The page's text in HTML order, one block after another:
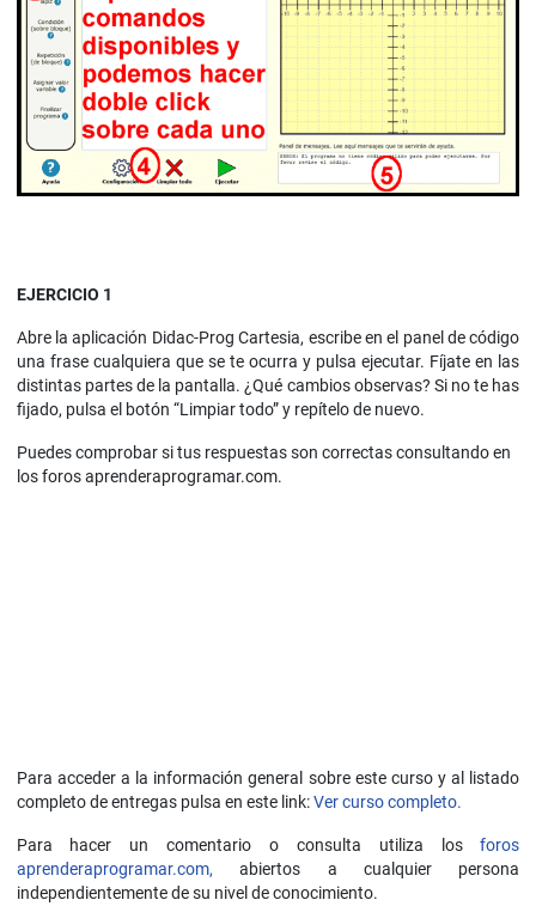
EJERCICIO 1
Abre la aplicación Didac-Prog Cartesia, escribe en el panel de código
una frase cualquiera que se te ocurra y pulsa ejecutar. Fíjate en las
distintas partes de la pantalla. ¿Qué cambios observas? Si no te has
fijado, pulsa el botón “Limpiar todo” y repítelo de nuevo.
Puedes comprobar si tus respuestas son correctas consultando en
los foros aprenderaprogramar.com.
Para acceder a la información general sobre este curso y al listado
completo de entregas pulsa en este link:Ver curso completo.
Para hacer un comentario o consulta utiliza losforos
aprenderaprogramar.com, abiertos a cualquier persona
independientemente de su nivel de conocimiento.